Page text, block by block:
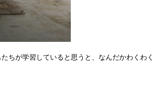
ちが学習していると思うと、なんだかわくわく